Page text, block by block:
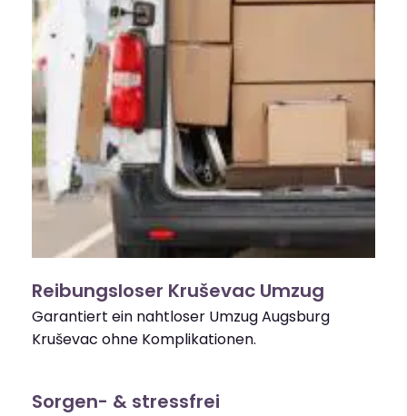
Reibungsloser Kruševac Umzug
Garantiert ein nahtloser Umzug Augsburg
Kruševac ohne Komplikationen.
Sorgen- & stressfrei